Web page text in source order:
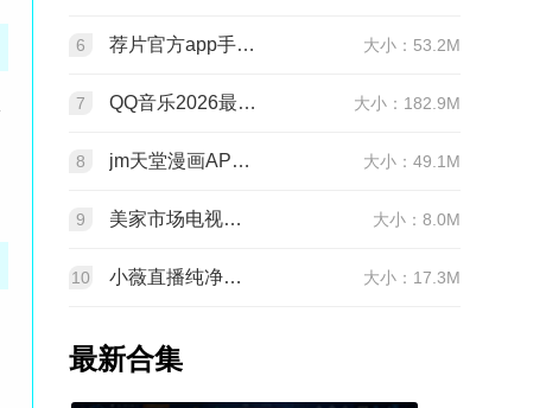
6 荐片官方app手机最新版v4.2.5安卓版 大小：53.2M
7 QQ音乐2026最新版app20.6.5.8 官方安卓版 大小：182.9M
8 jm天堂漫画APP安装包v2.0.30安卓最新版 大小：49.1M
9 美家市场电视版安装包v3.3.1安卓TV版 大小：8.0M
10 小薇直播纯净版tv版安装包v2.7.0.6足道纯净版 大小：17.3M
最新合集